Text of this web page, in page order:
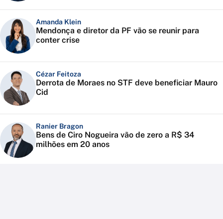
Amanda Klein
Mendonça e diretor da PF vão se reunir para
conter crise
Cézar Feitoza
Derrota de Moraes no STF deve beneficiar Mauro
Cid
Ranier Bragon
Bens de Ciro Nogueira vão de zero a R$ 34
milhões em 20 anos